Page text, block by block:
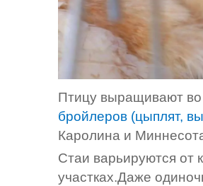
Птицу выращивают во
бройлеров (цыплят,
Каролина и
Стаи варьируются от
участках.Даже